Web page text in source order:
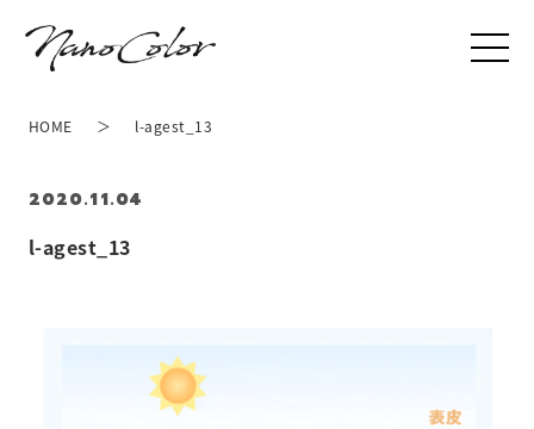
l-agest_13
2020.11.04
HOME l-agest_13